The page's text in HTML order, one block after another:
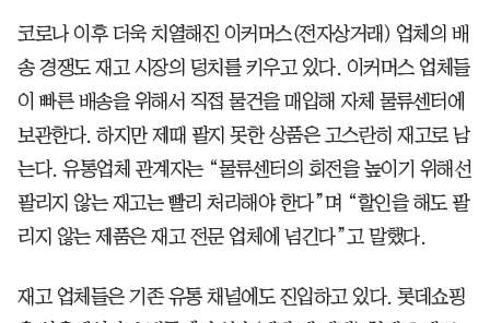
코로나 이후 더욱 치열해진 이커머스(전자상거래) 업체의 배
송 경쟁도 재고 시장의 덩치를 키우고 있다. 이커머스 업체들
이 빠른 배송을 위해서 직접 물건을 매입해 자체 물류센터에
보관한다. 하지만 제때 팔지 못한 상품은 고스란히 재고로 남
는다. 유통업체 관계자는 “물류센터의 회전을 높이기 위해선
팔리지 않는 재고는 빨리 처리해야 한다”며 “할인을 해도 팔
리지 않는 제품은 재고 전문 업체에 넘긴다”고 말했다.
재고 업체들은 기존 유통 채널에도 진입하고 있다. 롯데쇼핑